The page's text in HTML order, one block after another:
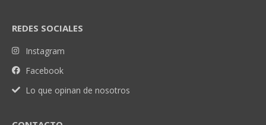
REDES SOCIALES
Instagram
Facebook
Lo que opinan de nosotros